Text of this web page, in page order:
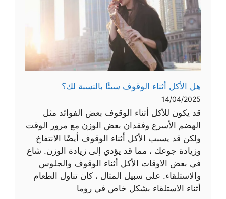
هل الأكل أثناء الوقوف سيئًا بالنسبة لك؟
14/04/2025
قد يكون للأكل أثناء الوقوف بعض الفوائد مثل
الهضم الأسرع وفقدان بعض الوزن مع مرور الوقت
ولكن قد يسبب الأكل أثناء الوقوف أيضًا الانتفاخ
وزيادة جوعك ، مما قد يؤدي إلى زيادة الوزن. شاع
في بعض الاوقات الأكل أثناء الوقوف والجلوس
والاستلقاء. على سبيل المثال ، كان تناول الطعام
أثناء الاستلقاء بشكل خاص في روما